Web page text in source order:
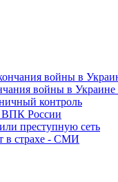
войны в
контроль
ВПК России
преступную сеть
в страхе - СМИ